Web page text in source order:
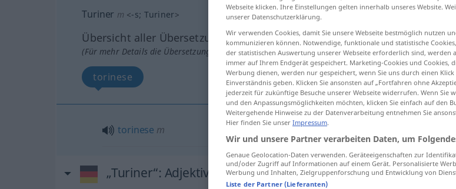
Turiner m <-s; Turiner>
Übersicht aller Übersetzungen
(Für mehr Details die Übersetzung anklicken/antippen)
torinese
torinese m
„Turiner“: Adjektiv | invariabel, unveränderlich
Webseite klicken. Ihre Einstellungen gelten innerhalb unseres Website.
unserer Datenschutzerklärung.
Wir verwenden Cookies, damit Sie unsere Webseite bestmöglich nutzen
kommunizieren können. Notwendige, funktionale und statistische
der statistischen Auswertung unserer Webseite erforderlich sind, werden
immer auf Ihrem Endgerät gespeichert. Marketing-Cookies und Cookies,
Werbung dienen, werden nur gespeichert, wenn Sie uns durch einen
Einverständnis geben. Klicken Sie ansonsten auf „Fortfahren ohne
jederzeit für zukünftige Besuche unserer Webseite widerrufen. Wenn Sie
und den Anpassungsmöglichkeiten möchten, klicken Sie einfach auf den
Weitergehende Hinweise zu der Datenverarbeitung entnehmen Sie
Hier finden Sie unser Impressum.
Wir und unsere Partner verarbeiten Daten, um
Genaue Geolocation-Daten verwenden. Geräteeigenschaften zur
und/oder Zugriff auf Informationen auf einem Gerät. Personalisierte
Werbung und Inhalten, Zielgruppenforschung und Entwicklung von
Liste der Partner (Lieferanten)